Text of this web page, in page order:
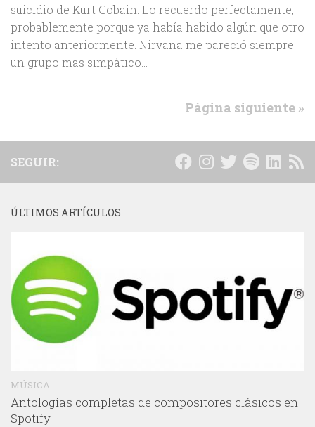
suicidio de Kurt Cobain. Lo recuerdo perfectamente,
probablemente porque ya había habido algún que otro
intento anteriormente. Nirvana me pareció siempre
un grupo mas simpático...
Página siguiente »
SEGUIR:
ÚLTIMOS ARTÍCULOS
MÚSICA
Antologías completas de compositores clásicos en
Spotify